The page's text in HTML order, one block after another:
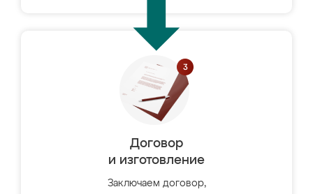
Договор
и изготовление
Заключаем договор,